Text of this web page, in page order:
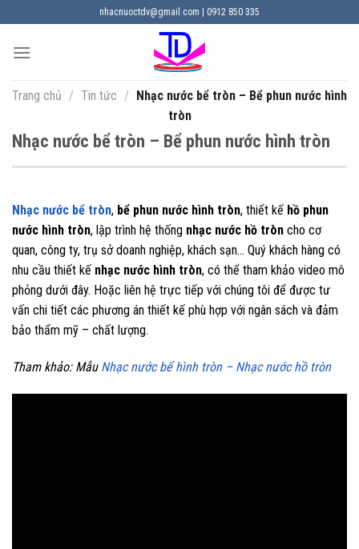
đến
nhacnuoctdv@gmail.com | 0912 850 335
Trang chủ / Tin tức / Nhạc nước bể tròn – Bể phun nước hình
tròn
Nhạc nước bể tròn – Bể phun nước hình tròn
Nhạc nước bể tròn, bể phun nước hình tròn, thiết kế hồ phun
nước hình tròn, lập trình hệ thống nhạc nước hồ tròn cho cơ
quan, công ty, trụ sở doanh nghiệp, khách sạn… Quý khách hàng có
nhu cầu thiết kế nhạc nước hình tròn, có thể tham khảo video mô
phỏng dưới đây. Hoặc liên hệ trực tiếp với chúng tôi để được tư
vấn chi tiết các phương án thiết kế phù hợp với ngân sách và đảm
bảo thẩm mỹ – chất lượng.
Tham khảo: Mẫu Nhạc nước bể hình tròn – Nhạc nước hồ tròn